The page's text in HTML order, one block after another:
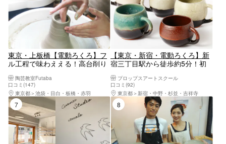
東京・上板橋【電動ろくろ】フ
ル工程で味わええる！高台削り
の本格プラン！
陶芸教室Futaba
口コミ(147)
東京都
池袋・目白・板橋・赤羽
【東京・新宿・電動ろくろ】新
宿三丁目駅から徒歩約5分！初
応！湯のみやお茶碗など作れ
る！電動ろくろ体験 ＊粘土代
焼成代含む おひとり様・カッ
プルのご参加OK！！女性に人気
プロップスアートスクール
口コミ(92)
東京都
新宿・中野・杉並・吉祥寺
7位 8位